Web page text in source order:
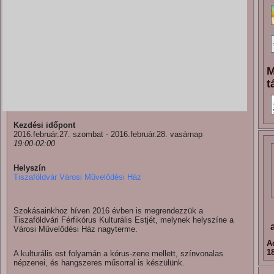
Kezdési időpont
2016.február.27. szombat - 2016.február.28. vasárnap
19:00-02:00
Helyszín
Tiszaföldvár Városi Művelődési Ház
Szokásainkhoz híven 2016 évben is megrendezzük a
Tiszaföldvári Férfikórus Kulturális Estjét, melynek helyszíne a
Városi Művelődési Ház nagyterme.
A kulturális est folyamán a kórus-zene mellett, színvonalas
népzenei, és hangszeres műsorral is készülünk.